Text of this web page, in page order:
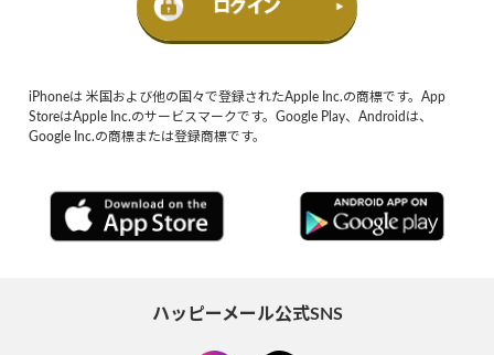
iPhoneは 米国および他の国々で登録されたApple Inc.の商標です。App
StoreはApple Inc.のサービスマークです。Google Play、Androidは、
Google Inc.の商標または登録商標です。
ハッピーメール公式SNS